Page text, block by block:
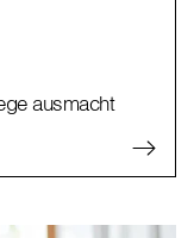
ausmacht